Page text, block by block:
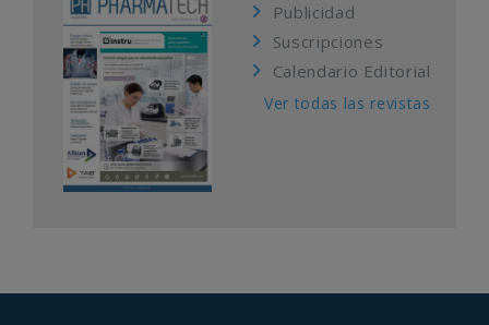
Publicidad
Suscripciones
Calendario Editorial
Ver todas las revistas